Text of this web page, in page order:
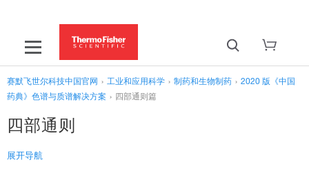
赛默飞世尔科技中国官网 › 工业和应用科学 › 制药和生物制药 › 2020 版《中国
药典》色谱与质谱解决方案 › 四部通则篇
四部通则
展开导航